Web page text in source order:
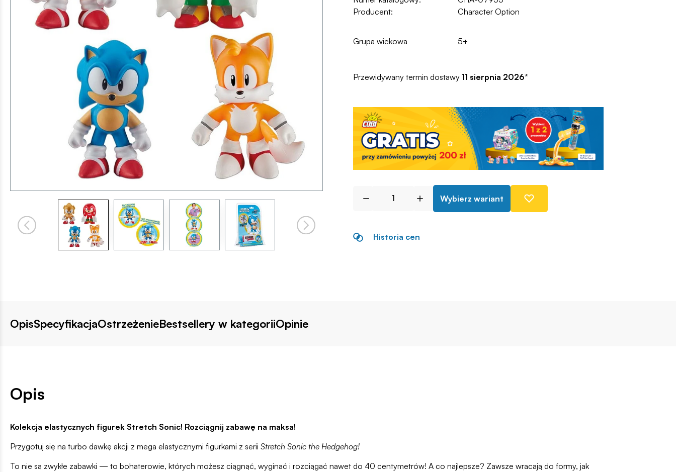
Producent:
Character Option
Grupa wiekowa 5+
Przewidywany termin dostawy 11 sierpnia 2026*
Wybierz wariant
Historia cen
OpisSpecyfikacjaOstrzeżenieBestsellery w kategoriiOpinie
Opis
Kolekcja elastycznych figurek Stretch Sonic! Rozciągnij zabawę na maksa!
Przygotuj się na turbo dawkę akcji z mega elastycznymi figurkami z serii Stretch Sonic the Hedgehog!
To nie są zwykłe zabawki — to bohaterowie, których możesz ciągnąć, wyginać i rozciągać nawet do 40 centymetrów! A co najlepsze? Zawsze wracają do formy, jak